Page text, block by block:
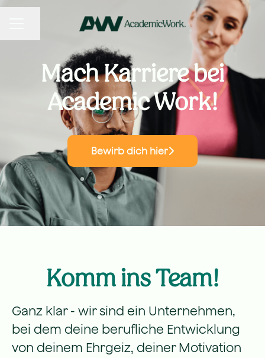
Mach Karriere bei
Academic Work!
Bewirb dich hier
Komm ins Team!
Ganz klar - wir sind ein Unternehmen,
bei dem deine berufliche Entwicklung
von deinem Ehrgeiz, deiner Motivation